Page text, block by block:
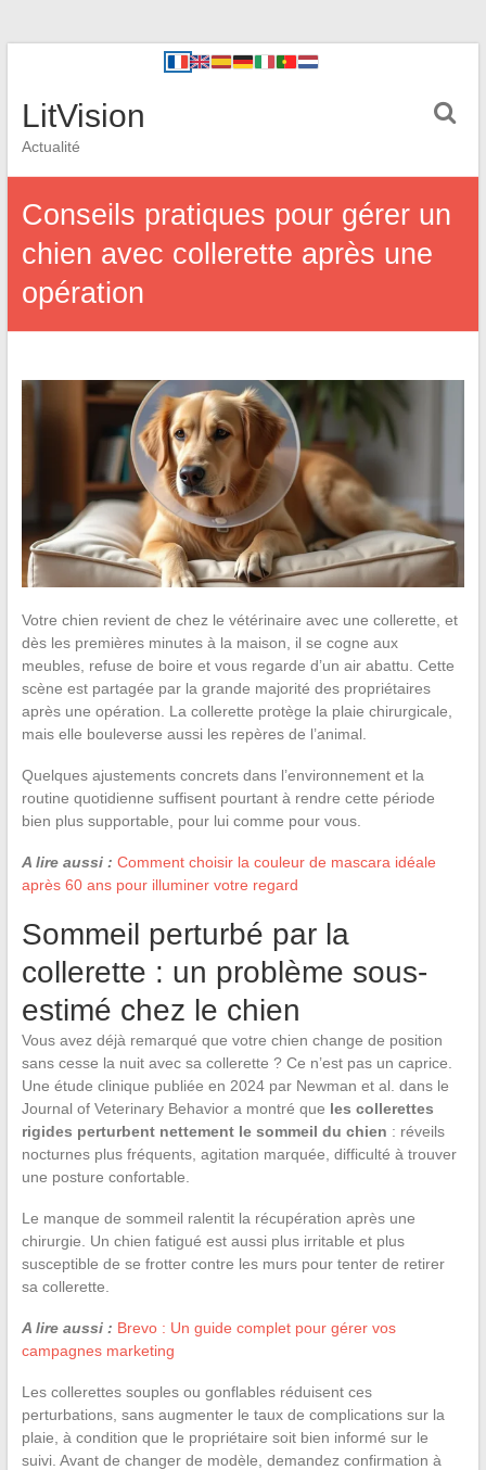
LitVision
Actualité
Conseils pratiques pour gérer un
chien avec collerette après une
opération
Votre chien revient de chez le vétérinaire avec une collerette, et
dès les premières minutes à la maison, il se cogne aux
meubles, refuse de boire et vous regarde d’un air abattu. Cette
scène est partagée par la grande majorité des propriétaires
après une opération. La collerette protège la plaie chirurgicale,
mais elle bouleverse aussi les repères de l’animal.
Quelques ajustements concrets dans l’environnement et la
routine quotidienne suffisent pourtant à rendre cette période
bien plus supportable, pour lui comme pour vous.
A lire aussi : Comment choisir la couleur de mascara idéale
après 60 ans pour illuminer votre regard
Sommeil perturbé par la
collerette : un problème sous-
estimé chez le chien
Vous avez déjà remarqué que votre chien change de position
sans cesse la nuit avec sa collerette ? Ce n’est pas un caprice.
Une étude clinique publiée en 2024 par Newman et al. dans le
Journal of Veterinary Behavior a montré que les collerettes
rigides perturbent nettement le sommeil du chien : réveils
nocturnes plus fréquents, agitation marquée, difficulté à trouver
une posture confortable.
Le manque de sommeil ralentit la récupération après une
chirurgie. Un chien fatigué est aussi plus irritable et plus
susceptible de se frotter contre les murs pour tenter de retirer
sa collerette.
A lire aussi : Brevo : Un guide complet pour gérer vos
campagnes marketing
Les collerettes souples ou gonflables réduisent ces
perturbations, sans augmenter le taux de complications sur la
plaie, à condition que le propriétaire soit bien informé sur le
suivi. Avant de changer de modèle, demandez confirmation à